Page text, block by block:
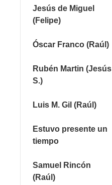
Jesús de Miguel
(Felipe)
Óscar Franco (Raúl)
Rubén Martin (Jesús
S.)
Luis M. Gil (Raúl)
Estuvo presente un
tiempo
Samuel Rincón
(Raúl)